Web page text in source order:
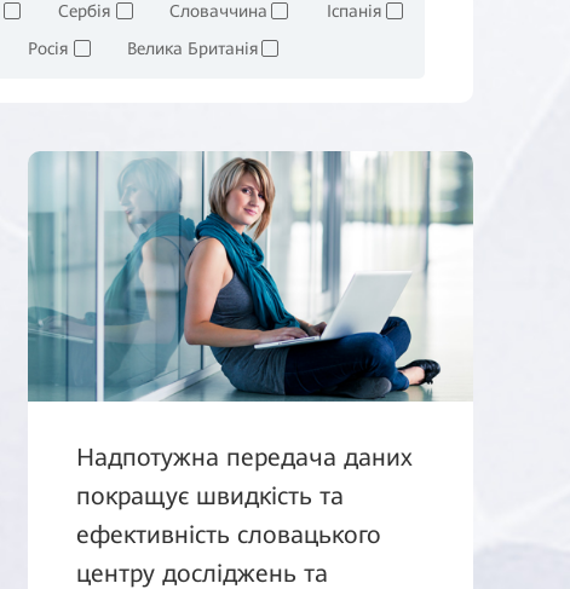
Сербія Словаччина Іспанія
Росія Велика Британія
Надпотужна передача даних
покращує швидкість та
ефективність словацького
центру досліджень та